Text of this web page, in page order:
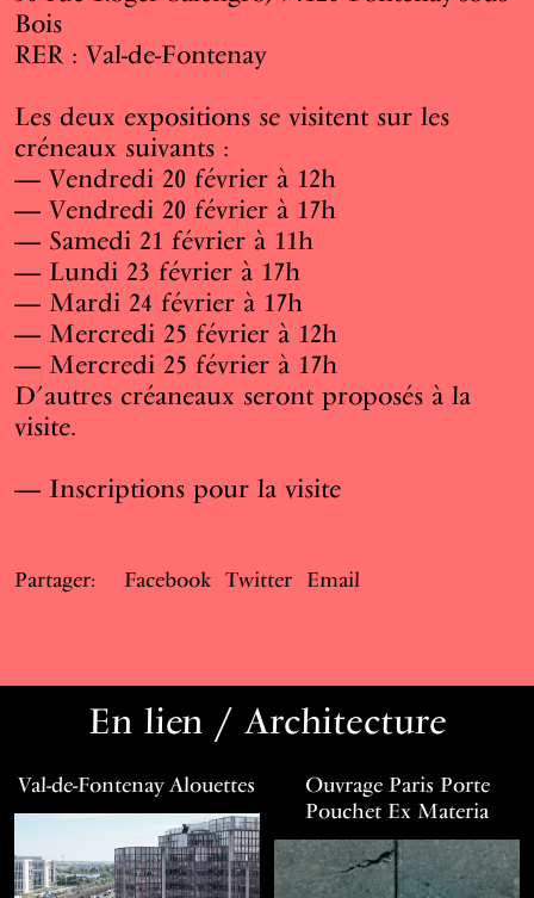
Bois
RER : Val-de-Fontenay
Les deux expositions se visitent sur les
créneaux suivants :
— Vendredi 20 février à 12h
— Vendredi 20 février à 17h
— Samedi 21 février à 11h
— Lundi 23 février à 17h
— Mardi 24 février à 17h
— Mercredi 25 février à 12h
— Mercredi 25 février à 17h
D’autres créaneaux seront proposés à la
visite.
— Inscriptions pour la visite
Partager: Facebook Twitter Email
En lien / Architecture
Val-de-Fontenay Alouettes
Ouvrage Paris Porte
Pouchet Ex Materia